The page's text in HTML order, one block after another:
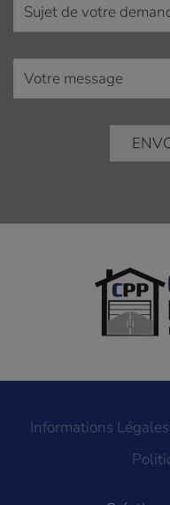
Informations Légales